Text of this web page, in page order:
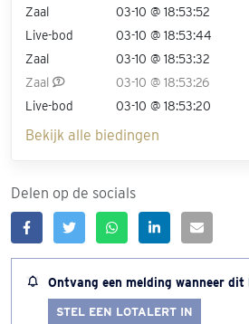
Zaal 03-10 @ 18:53:52
Live-bod
03-10 @ 18:53:44
Zaal
03-10 @ 18:53:32
Zaal
03-10 @ 18:53:26
Live-bod
03-10 @ 18:53:20
Bekijk alle biedingen
Delen op de socials
Ontvang een melding wanneer
STEL EEN LOTALERT IN